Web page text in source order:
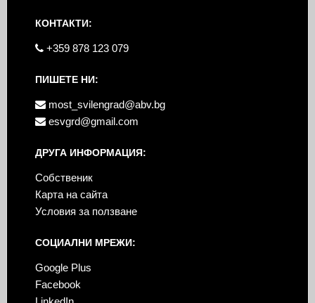
КОНТАКТИ:
+359 878 123 079
ПИШЕТЕ НИ:
most_svilengrad@abv.bg
esvgrd@gmail.com
ДРУГА ИНФОРМАЦИЯ:
Собственик
Карта на сайта
Условия за ползване
СОЦИАЛНИ МРЕЖИ:
Google Plus
Facebook